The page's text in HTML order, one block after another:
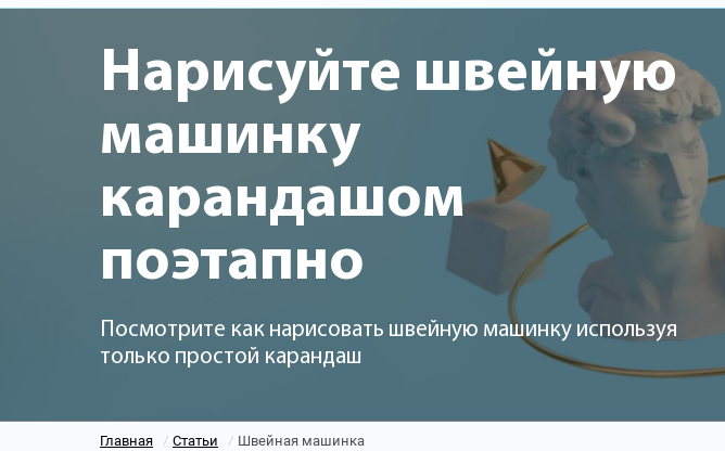
Нарисуйте швейную
машинку
карандашом
поэтапно
Посмотрите как нарисовать швейную машинку используя
только простой карандаш
Главная / Статьи / Швейная машинка